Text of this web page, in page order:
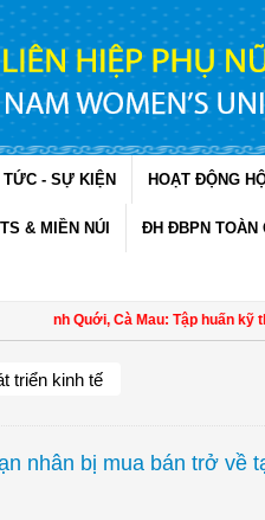
TỨC - SỰ KIỆN HOẠT ĐỘNG
& MIỀN NÚI ĐH ĐBPN TOÀN
Ninh Quới, Cà Mau: Tập huấn kỹ
triển kinh tế
nhân bị mua bán trở về